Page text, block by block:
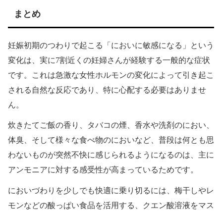
まとめ
妊娠初期のつわりで起こる「においに敏感になる」という
変化は、実に7割近くの妊婦さんが経験する一般的な症状
です。これは急激な女性ホルモンの変化によって引き起こ
される自然な反応であり、特に心配する必要はありませ
ん。
炊きたてご飯の香り、タバコの煙、香水や洗剤のにおい、
体臭、そして様々な食べ物のにおいなど、普段は何とも思
わないものが突然不快に感じられるようになるのは、主に
アンモニアに対する感受性が高まっているためです。
においづわりを少しでも快適に乗り切るには、梅干しやレ
モンなどの酸っぱい食品を活用する、クエン酸溶液をマス